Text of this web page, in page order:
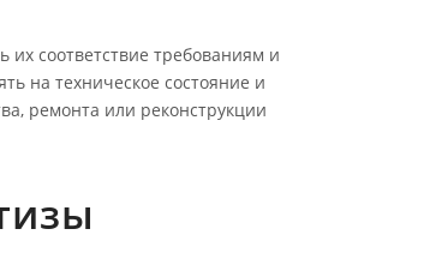
соответствие требованиям и
на техническое состояние и
ремонта или реконструкции